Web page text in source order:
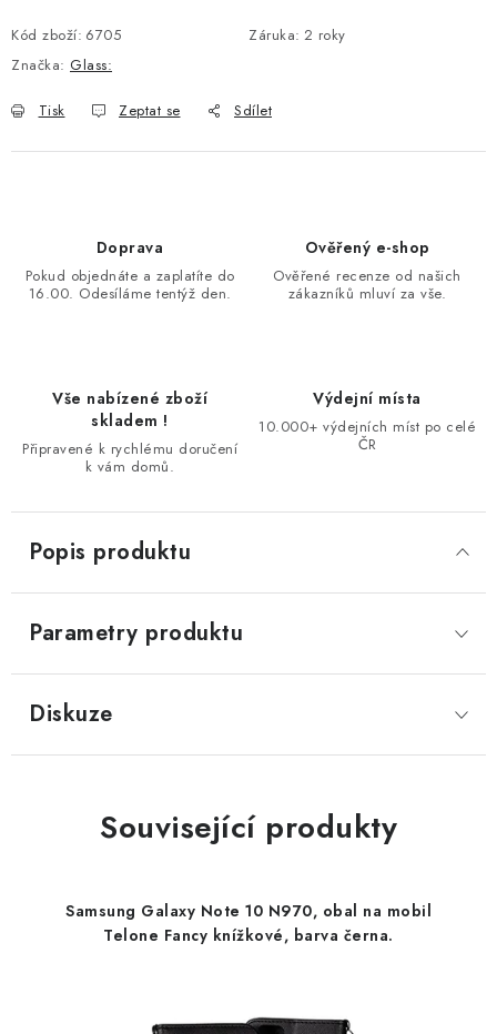
Kód zboží: 6705 Záruka: 2 roky
Značka: Glass:
Tisk Zeptat se Sdílet
Doprava
Pokud objednáte a zaplatíte do
16.00. Odesíláme tentýž den.
Ověřený e-shop
Ověřené recenze od našich
zákazníků mluví za vše.
Vše nabízené zboží
skladem !
Připravené k rychlému doručení
k vám domů.
Výdejní místa
10.000+ výdejních míst po celé
ČR
Popis produktu
Parametry produktu
Diskuze
Související produkty
Samsung Galaxy Note 10 N970, obal na mobil
Telone Fancy knížkové, barva černa.